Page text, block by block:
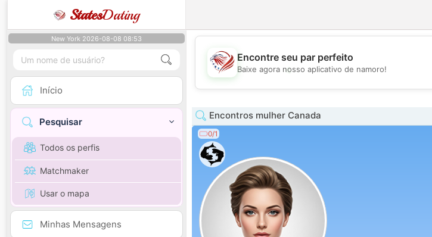
StatesDating
New York 2026-08-08 08:53
Início
Pesquisar
Todos os perfis
Matchmaker
Usar o mapa
Minhas Mensagens
💖
Encontre seu par perfeito
Baixe agora nosso aplicativo de namoro!
Encontros mulher Canada
0/1